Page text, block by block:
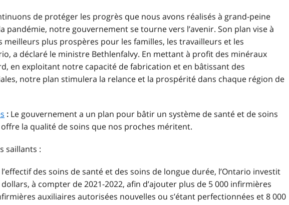
de protéger les progrès que nous avons réalisés à grand-peine
pandémie, notre gouvernement se tourne vers l’avenir. Son plan vise à
meilleurs plus prospères pour les familles, les travailleurs et les
a déclaré le ministre Bethlenfalvy. En mettant à profit des minéraux
en exploitant notre capacité de fabrication et en bâtissant des
notre plan stimulera la relance et la prospérité dans chaque région de
: Le gouvernement a un plan pour bâtir un système de santé et de soins
la qualité de soins que nos proches méritent.
saillants :
des soins de santé et des soins de longue durée, l’Ontario investit
à compter de 2021-2022, afin d’ajouter plus de 5 000 infirmières
auxiliaires autorisées nouvelles ou s’étant perfectionnées et 8 000